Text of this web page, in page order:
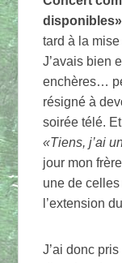
disponibles»
tard à la
J’avais bien
enchères…
résigné à
soirée télé.
«Tiens, j’ai
jour mon
une de
l’extension
J’ai donc